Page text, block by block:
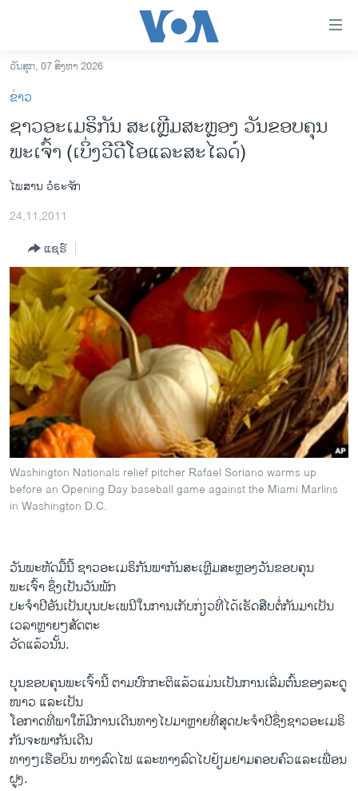
ເຂົ້າ
ຫາ
ຂ້າມ
ຂ້າມ
ຫາ
ຊອກ
ຄົ້ນ
ອາເມຣິກາ
ໂລກ
ເອເຊຍ
ອິດສະຫຼະພາບດ້ານການຂ່າວ
ຊີວິດຊາວລາວ
ຊຸມຊົນຊາວລາວ
ວິທະຍາສາດ-ເທັກໂນໂລຈີ
ທຸລະກິດ
ພາສາອັງກິດ
ວີດີໂອ
ສຽງ
ລາຍການກະຈາຍສຽງ
ພາສາຕ່າງໆ
ວັນສຸກ, 07 ສິງຫາ 2026
ຂ່າວ
ຊາວອະເມຣິກັນ ສະເຫຼີມສະຫຼອງ ວັນຂອບຄຸນ
ພະເຈົ້າ (ເບິ່ງວີດີໂອແລະສະໄລດ໌)
ໄພສານ ວໍຣະຈັກ
24,11,2011
ແຊຣ໌
Washington Nationals relief pitcher Rafael Soriano warms up
before an Opening Day baseball game against the Miami Marlins
in Washington D.C.
ວັນພະຫັດມື້ນີ້ ຊາວອະເມຣິກັນພາກັນສະເຫຼີມສະຫຼອງວັນຂອບຄຸນ
ພະເຈົ້າ ຊຶ່ງເປັນວັນພັກ
ປະຈຳປີອັນເປັນບຸນປະເພນີໃນການເກັບກ່ຽວທີ່ໄດ້ເຮັດສືບຕໍ່ກັນມາເປັນ
ເວລາຫຼາຍໆສັດຕະ
ວັດແລ້ວນັ້ນ.
ບຸນຂອບຄຸນພະເຈົ້ານີ້ ຕາມປົກກະຕິແລ້ວແມ່ນເປັນການເລີ່ມຕົ້ນຂອງລະດູ
ໜາວ ແລະເປັນ
ໂອກາດທີ່ພາໃຫ້ມີການເດີນທາງໄປມາຫຼາຍທີ່ສຸດປະຈຳປີຊຶ່ງຊາວອະເມຣິ
ກັນຈະພາກັນເດີນ
ທາງໆເຮືອບິນ ທາງລົດໄຟ ແລະທາງລົດໄປຢ້ຽມຢາມຄອບຄົວແລະເພື່ອນ
ຝູງ.